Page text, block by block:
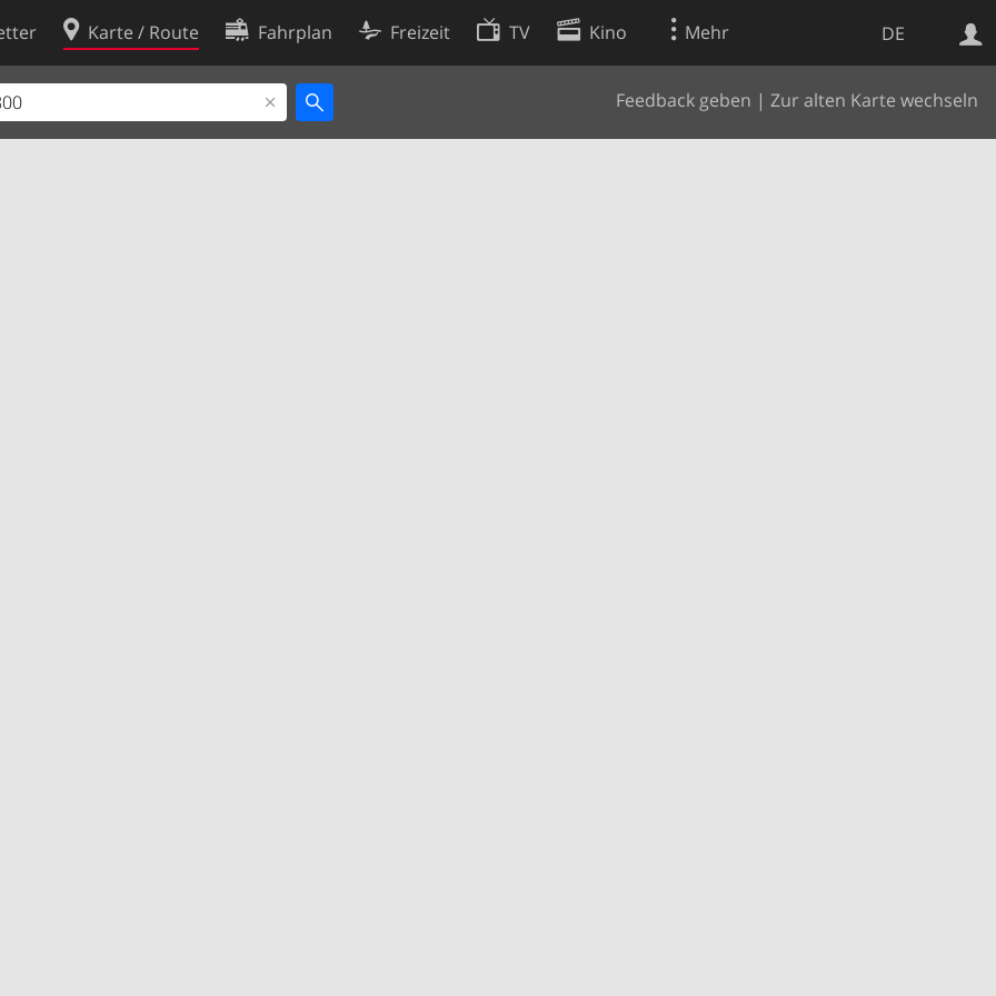
DE
Karte / Route Fahrplan Freizeit TV Kino Mehr
Feedback geben | Zur alten Karte wechseln
Websuche
Cookie-Richtlinie
Cookie-Einstellungen